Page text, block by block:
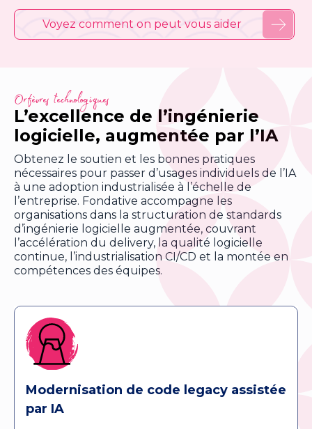
Voyez comment on peut vous aider
Orfèvres technologiques
L’excellence de l’ingénierie
logicielle, augmentée par l’IA
Obtenez le soutien et les bonnes pratiques
nécessaires pour passer d’usages individuels de l’IA
à une adoption industrialisée à l’échelle de
l’entreprise. Fondative accompagne les
organisations dans la structuration de standards
d’ingénierie logicielle augmentée, couvrant
l’accélération du delivery, la qualité logicielle
continue, l’industrialisation CI/CD et la montée en
compétences des équipes.
Modernisation de code legacy assistée
par IA